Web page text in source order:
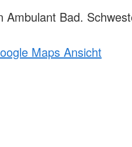
Ambulant Bad.
Maps Ansicht